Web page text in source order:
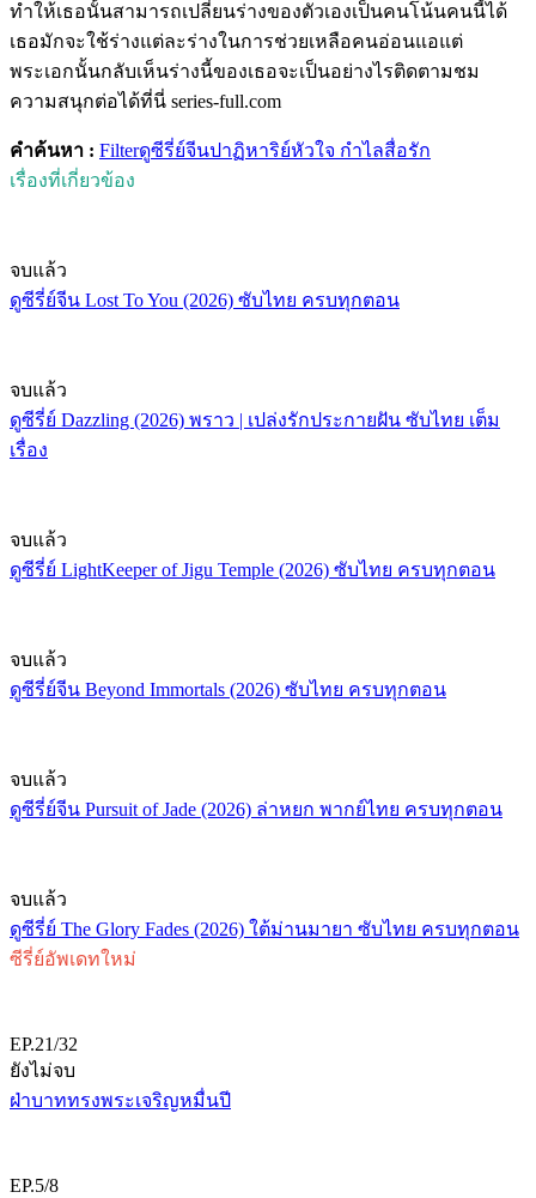
ทำให้เธอนั้นสามารถเปลี่ยนร่างของตัวเองเป็นคนโน้นคนนี้ได้
เธอมักจะใช้ร่างแต่ละร่างในการช่วยเหลือคนอ่อนแอแต่
พระเอกนั้นกลับเห็นร่างนี้ของเธอจะเป็นอย่างไรติดตามชม
ความสนุกต่อได้ที่นี่ series-full.com
คำค้นหา : Filterดูซีรี่ย์จีนปาฏิหาริย์หัวใจ กําไลสื่อรัก
เรื่องที่เกี่ยวข้อง
จบแล้ว
ดูซีรี่ย์จีน Lost To You (2026) ซับไทย ครบทุกตอน
จบแล้ว
ดูซีรี่ย์ Dazzling (2026) พราว | เปล่งรักประกายฝัน ซับไทย เต็ม
เรื่อง
จบแล้ว
ดูซีรี่ย์ LightKeeper of Jigu Temple (2026) ซับไทย ครบทุกตอน
จบแล้ว
ดูซีรี่ย์จีน Beyond Immortals (2026) ซับไทย ครบทุกตอน
จบแล้ว
ดูซีรี่ย์จีน Pursuit of Jade (2026) ล่าหยก พากย์ไทย ครบทุกตอน
จบแล้ว
ดูซีรี่ย์ The Glory Fades (2026) ใต้ม่านมายา ซับไทย ครบทุกตอน
ซีรี่ย์อัพเดทใหม่
EP.21/32
ยังไม่จบ
ฝ่าบาททรงพระเจริญหมื่นปี
EP.5/8